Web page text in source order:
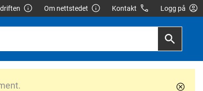
Om nettstedet Kontakt Logg på